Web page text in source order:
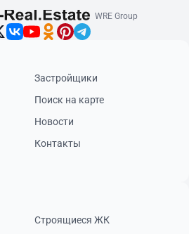
WRE Group
Застройщики
Поиск на карте
Новости
Контакты
Строящиеся ЖК